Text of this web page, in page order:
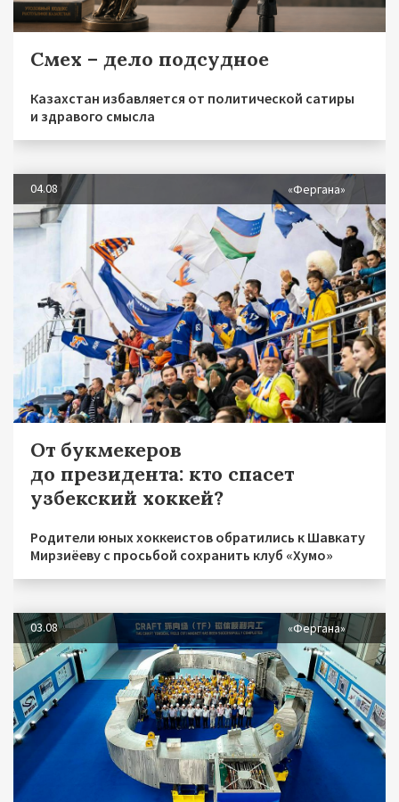
Смех – дело подсудное
Казахстан избавляется от политической сатиры
и здравого смысла
04.08 «Фергана»
От букмекеров
до президента: кто спасет
узбекский хоккей?
Родители юных хоккеистов обратились к Шавкату
Мирзиёеву с просьбой сохранить клуб «Хумо»
03.08 «Фергана»